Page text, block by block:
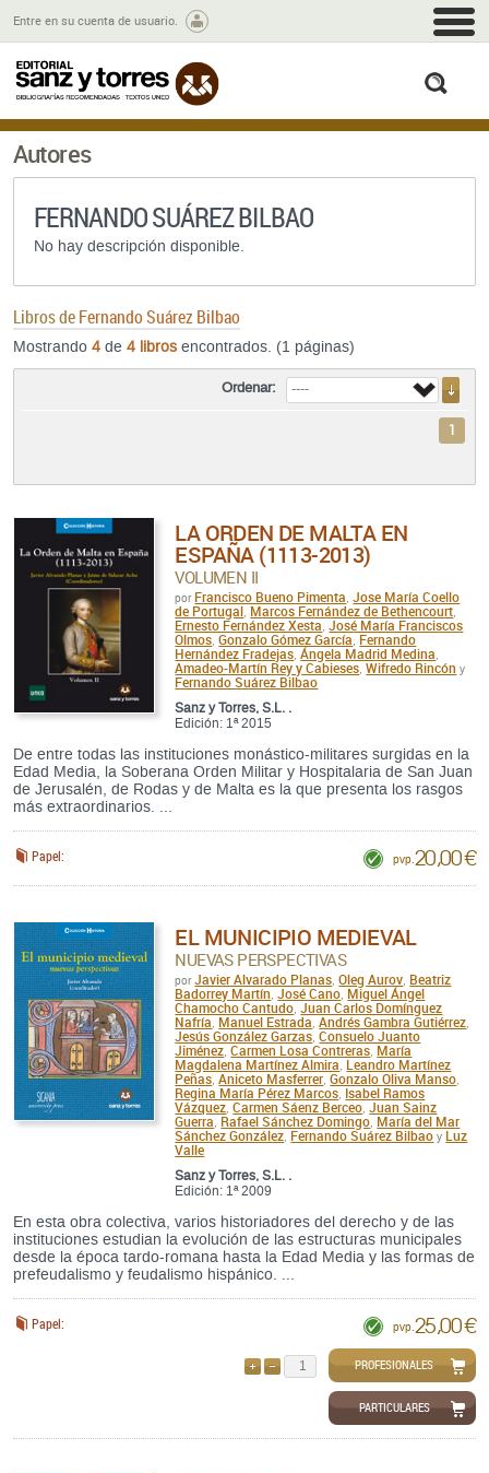
Entre en su cuenta de usuario.
Autores
FERNANDO SUÁREZ BILBAO
No hay descripción disponible.
Libros deFernando Suárez Bilbao
Mostrando 4 de 4 libros encontrados. (1 páginas)
Ordenar:
1
LA ORDEN DE MALTA EN
ESPAÑA (1113-2013)
VOLUMEN II
por Francisco Bueno Pimenta Jose María Coello
de Portugal Marcos Fernández de Bethencourt
Ernesto Fernández Xesta José María Franciscos
Olmos ,Gonzalo Gómez García Fernando
Hernández Fradejas Ángela Madrid Medina
Amadeo-Martín Rey y Cabieses ,Wifredo Rincón y
Fernando Suárez Bilbao
Sanz y Torres, S.L. .
Edición: 1ª 2015
De entre todas las instituciones monástico-militares surgidas en la
Edad Media, la Soberana Orden Militar y Hospitalaria de San Juan
de Jerusalén, de Rodas y de Malta es la que presenta los rasgos
más extraordinarios. ...
Papel: pvp. 20,00 €
EL MUNICIPIO MEDIEVAL
NUEVAS PERSPECTIVAS
por Javier Alvarado Planas ,Oleg Aurov Beatriz
Badorrey Martín José Cano Miguel Ángel
Chamocho Cantudo Juan Carlos Domínguez
Nafría Manuel Estrada Andrés Gambra Gutiérrez
Jesús González Garzas ,Consuelo Juanto
Jiménez ,Carmen Losa Contreras María
Magdalena Martínez Almira Leandro Martínez
Peñas Aniceto Masferrer ,Gonzalo Oliva Manso
Regina María Pérez Marcos Isabel Ramos
Vázquez ,Carmen Sáenz Berceo Juan Sainz
Guerra Rafael Sánchez Domingo María del Mar
Sánchez González Fernando Suárez Bilbao y Luz
Valle
Sanz y Torres, S.L. .
Edición: 1ª 2009
En esta obra colectiva, varios historiadores del derecho y de las
instituciones estudian la evolución de las estructuras municipales
desde la época tardo-romana hasta la Edad Media y las formas de
prefeudalismo y feudalismo hispánico. ...
Papel: pvp. 25,00 €
QUITARPROFESIONALES
PARTICULARES